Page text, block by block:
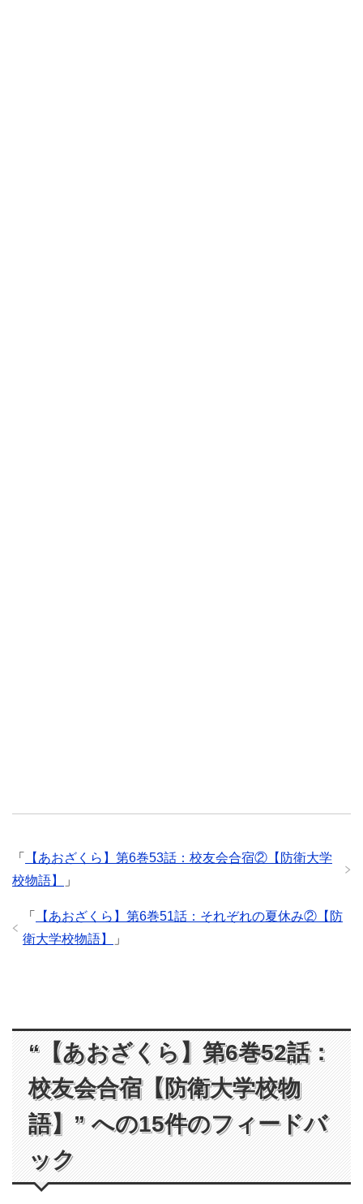
「
【あおざくら】第6巻53話：校友会合宿②【防衛大学
校物語】
」
「
【あおざくら】第6巻51話：それぞれの夏休み②【防
衛大学校物語】
」
“【あおざくら】第6巻52話：
校友会合宿【防衛大学校物
語】” への15件のフィードバ
ック